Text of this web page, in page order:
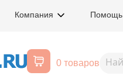
Компания Помощь
0 товаров
1102-3012
Marine Blue